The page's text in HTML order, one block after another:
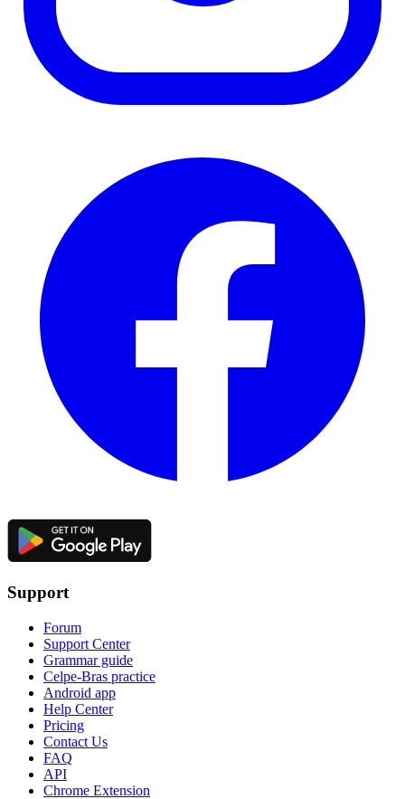
Support
Forum
Support Center
Grammar guide
Celpe-Bras practice
Android app
Help Center
Pricing
Contact Us
FAQ
API
Chrome Extension